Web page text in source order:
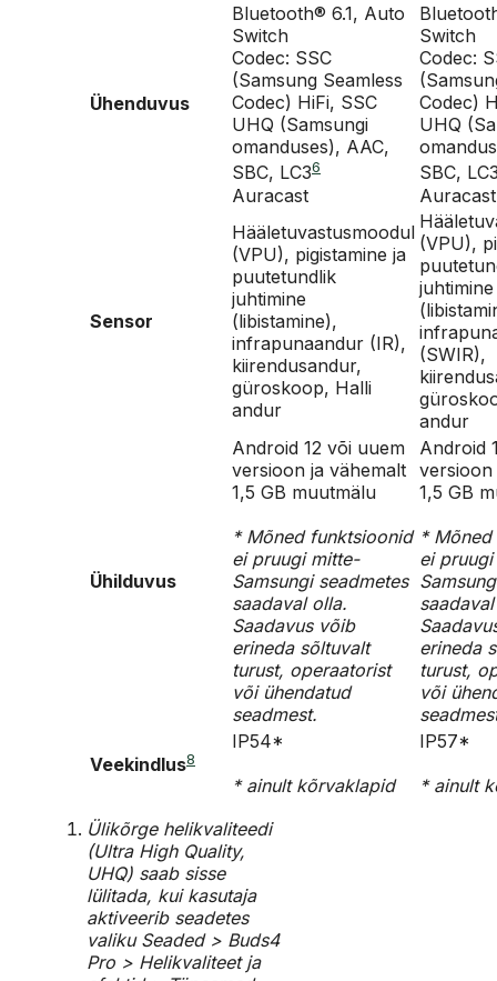
Ühenduvus
Bluetooth® 6.1, Auto
Switch
Codec: SSC
(Samsung Seamless
Codec) HiFi, SSC
UHQ (Samsungi
omanduses), AAC,
SBC, LC36
Auracast
Switch
Codec:
Codec)
UHQ
SBC,
Auracast
Sensor
Hääletuvastusmoodul
(VPU), pigistamine ja
puutetundlik
juhtimine
(libistamine),
infrapunaandur (IR),
kiirendusandur,
güroskoop, Halli
andur
(VPU),
juhtimine
(SWIR),
andur
Ühilduvus
Android 12 või uuem
versioon ja vähemalt
1,5 GB muutmälu
* Mõned funktsioonid
ei pruugi mitte-
Samsungi seadmetes
saadaval olla.
Saadavus võib
erineda sõltuvalt
turust, operaatorist
või ühendatud
seadmest.
Android
versioon
1,5 GB
*
ei
erineda
turust,
või
Veekindlus8
IP54*
* ainult kõrvaklapid
IP57*
* ainult
Ülikõrge helikvaliteedi
(Ultra High Quality,
UHQ) saab sisse
lülitada, kui kasutaja
aktiveerib seadetes
valiku Seaded > Buds4
Pro > Helikvaliteet ja